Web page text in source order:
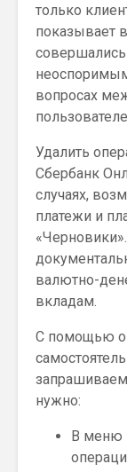
только
показывает
вопросах
Удалить
Сбербанк
случаях,
платежи и
валютно-
вкладам.
С помощью
нужно:
В меню